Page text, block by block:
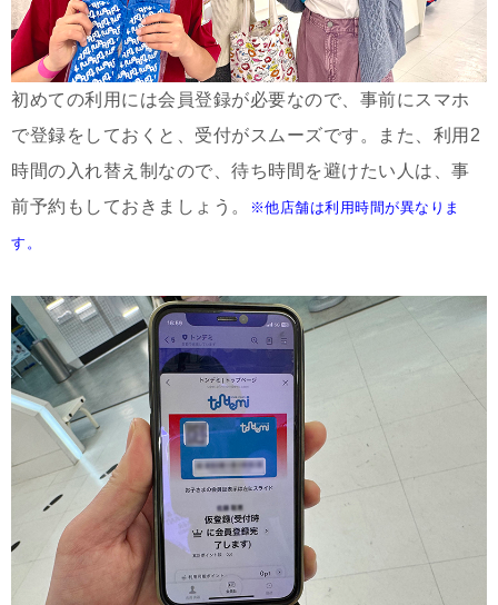
初めての利用には会員登録が必要なので、事前にスマホ
で登録をしておくと、受付がスムーズです。また、利用2
時間の入れ替え制なので、待ち時間を避けたい人は、事
前予約もしておきましょう。
※他店舗は利用時間が異なりま
す。